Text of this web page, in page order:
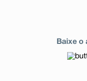
Baixe o